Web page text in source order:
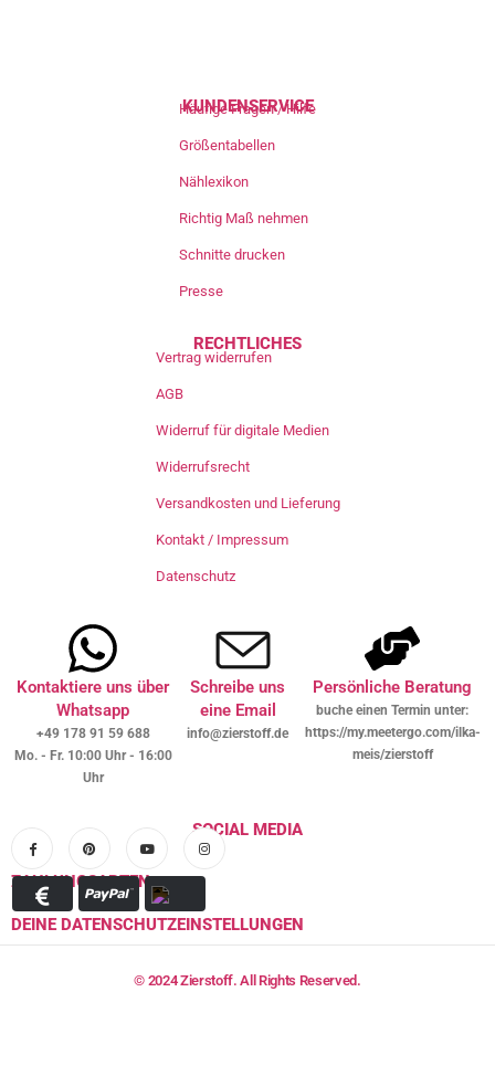
KUNDENSERVICE
Häufige Fragen / Hilfe
Größentabellen
Nählexikon
Richtig Maß nehmen
Schnitte drucken
Presse
RECHTLICHES
Vertrag widerrufen
AGB
Widerruf für digitale Medien
Widerrufsrecht
Versandkosten und Lieferung
Kontakt / Impressum
Datenschutz
Kontaktiere uns über
Whatsapp
+49 178 91 59 688
Mo. - Fr. 10:00 Uhr - 16:00
Uhr
Schreibe uns
eine Email
info@zierstoff.de
Persönliche Beratung
buche einen Termin unter:
https://my.meetergo.com/ilka-
meis/zierstoff
SOCIAL MEDIA
ZAHLUNGSARTEN
DEINE DATENSCHUTZEINSTELLUNGEN
© 2024 Zierstoff. All Rights Reserved.